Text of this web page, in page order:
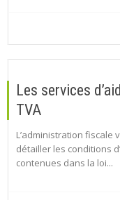
Les services
TVA
L’administration fiscale
détailler les conditions
contenues dans la loi...